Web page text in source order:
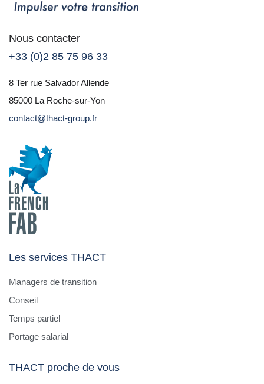
Nous contacter
+33 (0)2 85 75 96 33
8 Ter rue Salvador Allende
85000 La Roche-sur-Yon
contact@thact-group.fr
Les services THACT
Managers de transition
Conseil
Temps partiel
Portage salarial
THACT proche de vous